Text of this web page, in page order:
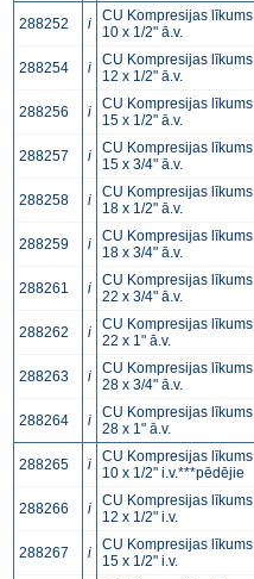
288252 i
CU Kompresijas līkums
10 x 1/2" ā.v.
288254 i
CU Kompresijas līkums
12 x 1/2" ā.v.
288256 i
CU Kompresijas līkums
15 x 1/2" ā.v.
288257 i
CU Kompresijas līkums
15 x 3/4" ā.v.
288258 i
CU Kompresijas līkums
18 x 1/2" ā.v.
288259 i
CU Kompresijas līkums
18 x 3/4" ā.v.
288261 i
CU Kompresijas līkums
22 x 3/4" ā.v.
288262 i
CU Kompresijas līkums
22 x 1" ā.v.
288263 i
CU Kompresijas līkums
28 x 3/4" ā.v.
288264 i
CU Kompresijas līkums
28 x 1" ā.v.
288265 i
CU Kompresijas līkums
10 x 1/2" i.v.***pēdējie
288266 i
CU Kompresijas līkums
12 x 1/2" i.v.
288267 i
CU Kompresijas līkums
15 x 1/2" i.v.